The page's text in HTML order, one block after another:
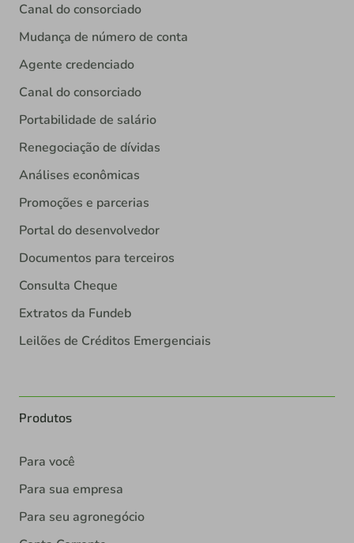
Canal do consorciado
Mudança de número de conta
Agente credenciado
Canal do consorciado
Portabilidade de salário
Renegociação de dívidas
Análises econômicas
Promoções e parcerias
Portal do desenvolvedor
Documentos para terceiros
Consulta Cheque
Extratos da Fundeb
Leilões de Créditos Emergenciais
Produtos
Para você
Para sua empresa
Para seu agronegócio